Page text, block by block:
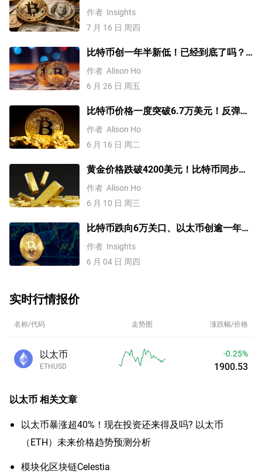
需关注国际油价变化！
作者 Insights
7 月 16 日 周四
比特币创一年半新低！已经到底了吗？
分析师这样说
作者 Alison Ho
6 月 26 日 周五
比特币价格一度突破6.7万美元！反弹之
路开启?
作者 Alison Ho
6 月 16 日 周二
黄金价格跌破4200美元！比特币同步下
挫！流动性危机卷土重来？
作者 Alison Ho
6 月 10 日 周三
比特币跌向6万关口、以太币创逾一年新
低！一技术形态预示跌势未结束！
作者 Insights
6 月 04 日 周四
实时行情报价
名称/代码 走势图 涨跌幅/价格
以太币
ETHUSD
-0.25%
1900.52
以太币相关文章
以太币暴涨超40%！现在投资还来得及吗? 以太币
（ETH）未来价格趋势预测分析
​模块化区块链Celestia